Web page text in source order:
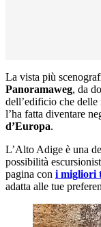
La vista più
Panoramaweg, da
dell’edificio che delle
l’ha fatta diventare
d’Europa.
L’Alto Adige è una
possibilità
pagina con i migliori
adatta alle tue